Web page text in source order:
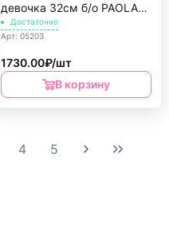
девочка 32см б/о PAOLA
REINА
Достаточно
Арт: 05203
1730.00₽/шт
В корзину
4 5